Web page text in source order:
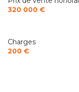
320 000 €
Charges
200 €